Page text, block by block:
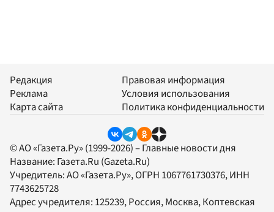
Редакция
Реклама
Карта сайта
Правовая информация
Условия использования
Политика конфиденциальности
© АО «Газета.Ру» (1999-2026) – Главные новости дня
Название: Газета.Ru (Gazeta.Ru)
Учредитель:АО «Газета.Ру», ОГРН 1067761730376, ИНН
7743625728
Адрес учредителя: 125239, Россия, Москва, Коптевская